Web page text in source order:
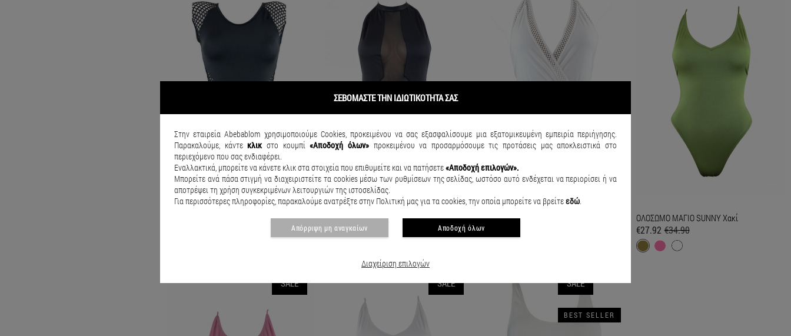
ΟΛΟΣΩΜΟ ΜΑΓΙΟ ΜΕ ΔΙΑΤΡΗΤΑ ΣΧΕΔΙΑ Μαύρο ΟΛΟΣΩΜΟ ΜΑΓΙΟ ΜΕ ΔΙΑΦΑΝΕΙΕΣ Μαύρο
€35.12 €43.90
ΟΛΟΣΩΜΟ ΜΑΓΙΟ NET Λευκό
€33.52
ΟΛΟΣΩΜΟ ΜΑΓΙΟ SUNNY Χακί
€27.92 €34.90
SALE SALE SALE
BEST SELLER
ΣΕΒΟΜΑΣΤΕ ΤΗΝ ΙΔΙΩΤΙΚΟΤΗΤΑ ΣΑΣ
Στην εταιρεία Abebablom χρησιμοποιούμε Cookies, προκειμένου να σας εξασφαλίσουμε μια εξατομικευμένη εμπειρία περιήγησης.
Παρακαλούμε, κάντεκλικ στο κουμπί«Αποδοχή όλων»προκειμένου να προσαρμόσουμε τις προτάσεις μας αποκλειστικά στο
περιεχόμενο που σας ενδιαφέρει.
Εναλλακτικά, μπορείτε να κάνετε κλικ στα στοιχεία που επιθυμείτε και να πατήσετε«Αποδοχή επιλογών».
Μπορείτε ανά πάσα στιγμή να διαχειριστείτε τα cookies μέσω των ρυθμίσεων της σελίδας, ωστόσο αυτό ενδέχεται να περιορίσει ή να
αποτρέψει τη χρήση συγκεκριμένων λειτουργιών της ιστοσελίδας.
Για περισσότερες πληροφορίες, παρακαλούμε ανατρέξτε στην Πολιτική μας για τα cookies, την οποία μπορείτε να βρείτεεδώ.
Απόρριψη μη αναγκαίων Αποδοχή όλων
Διαχείριση επιλογών